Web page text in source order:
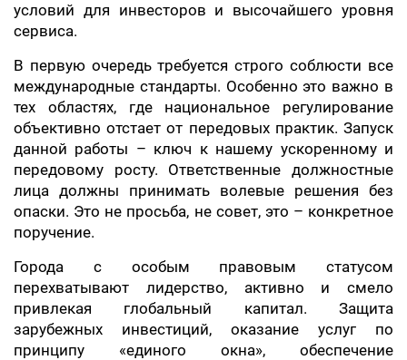
условий для инвесторов и высочайшего уровня
сервиса.
В первую очередь требуется строго соблюсти все
международные стандарты. Особенно это важно в
тех областях, где национальное регулирование
объективно отстает от передовых практик. Запуск
данной работы – ключ к нашему ускоренному и
передовому росту. Ответственные должностные
лица должны принимать волевые решения без
опаски. Это не просьба, не совет, это – конкретное
поручение.
Города с особым правовым статусом
перехватывают лидерство, активно и смело
привлекая глобальный капитал. Защита
зарубежных инвестиций, оказание услуг по
принципу «единого окна», обеспечение